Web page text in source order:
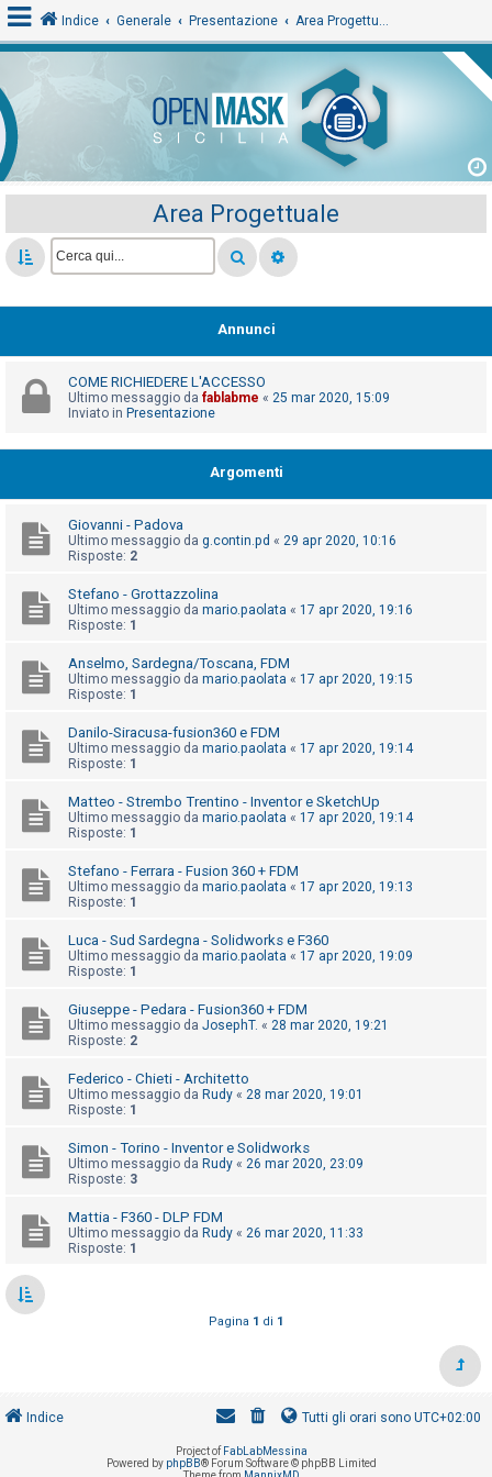
o
g
i
o
m
n
i
s
e
n
z
r
i
p
o
s
r
g
o
m
n
t
t
t
i
r
Indice Generale Presentazione Area Progettuale
Area Progettuale
Annunci
COME RICHIEDERE L'ACCESSO
Ultimo messaggio da fablabme « 25 mar 2020, 15:09
Inviato in Presentazione
Argomenti
Giovanni - Padova
Ultimo messaggio da g.contin.pd « 29 apr 2020, 10:16
Risposte: 2
Stefano - Grottazzolina
Ultimo messaggio da mario.paolata « 17 apr 2020, 19:16
Risposte: 1
Anselmo, Sardegna/Toscana, FDM
Ultimo messaggio da mario.paolata « 17 apr 2020, 19:15
Risposte: 1
Danilo-Siracusa-fusion360 e FDM
Ultimo messaggio da mario.paolata « 17 apr 2020, 19:14
Risposte: 1
Matteo - Strembo Trentino - Inventor e SketchUp
Ultimo messaggio da mario.paolata « 17 apr 2020, 19:14
Risposte: 1
Stefano - Ferrara - Fusion 360 + FDM
Ultimo messaggio da mario.paolata « 17 apr 2020, 19:13
Risposte: 1
Luca - Sud Sardegna - Solidworks e F360
Ultimo messaggio da mario.paolata « 17 apr 2020, 19:09
Risposte: 1
Giuseppe - Pedara - Fusion360 + FDM
Ultimo messaggio da JosephT. « 28 mar 2020, 19:21
Risposte: 2
Federico - Chieti - Architetto
Ultimo messaggio da Rudy « 28 mar 2020, 19:01
Risposte: 1
Simon - Torino - Inventor e Solidworks
Ultimo messaggio da Rudy « 26 mar 2020, 23:09
Risposte: 3
Mattia - F360 - DLP FDM
Ultimo messaggio da Rudy « 26 mar 2020, 11:33
Risposte: 1
Pagina 1 di 1
Indice Tutti gli orari sono UTC+02:00
Project of FabLabMessina
Powered by phpBB® Forum Software © phpBB Limited